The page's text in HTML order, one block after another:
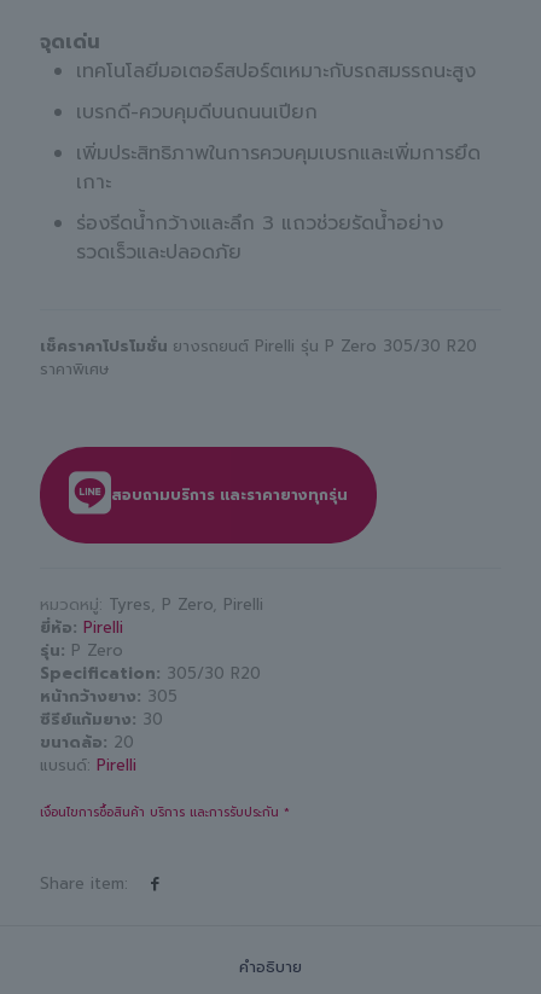
จุดเด่น
เทคโนโลยีมอเตอร์สปอร์ตเหมาะกับรถสมรรถนะสูง
เบรกดี-ควบคุมดีบนถนนเปียก
เพิ่มประสิทธิภาพในการควบคุมเบรกและเพิ่มการยึด
เกาะ
ร่องรีดน้ำกว้างและลึก 3 แถวช่วยรัดน้ำอย่าง
รวดเร็วและปลอดภัย
เช็คราคาโปรโมชั่น ยางรถยนต์ Pirelli รุ่น P Zero 305/30 R20
ราคาพิเศษ
สอบถามบริการ และราคายางทุกรุ่น
หมวดหมู่: Tyres, P Zero, Pirelli
ยี่ห้อ Pirelli
รุ่น P Zero
Specification 305/30 R20
หน้ากว้างยาง 305
ซีรีย์แก้มยาง 30
ขนาดล้อ 20
แบรนด์: Pirelli
เงื่อนไขการซื้อสินค้า บริการ และการรับประกัน *
Share item:
คำอธิบาย